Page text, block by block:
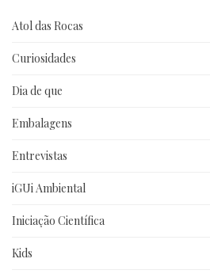
Atol das Rocas
Curiosidades
Dia de que
Embalagens
Entrevistas
iGUi Ambiental
Iniciação Científica
Kids